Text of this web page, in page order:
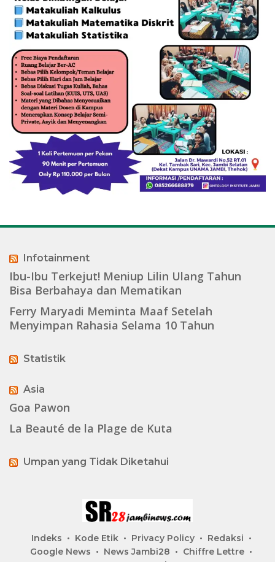
Infotainment
Ibu-Ibu Terkejut! Meniup Lilin Ulang Tahun
Bisa Berbahaya dan Mematikan
Ferry Maryadi Meminta Maaf Setelah
Menyimpan Rahasia Selama 10 Tahun
Statistik
Asia
Goa Pawon
La Beauté de la Plage de Kuta
Umpan yang Tidak Diketahui
Indeks Kode Etik Privacy Policy
Redaksi
Google News
News Jambi28
Chiffre Lettre